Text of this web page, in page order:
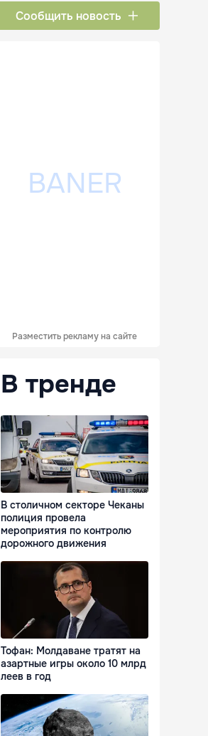
Сообщить новость
Разместить рекламу на сайте
В тренде
В столичном секторе Чеканы
полиция провела
мероприятия по контролю
дорожного движения
Тофан: Молдаване тратят на
азартные игры около 10 млрд
леев в год